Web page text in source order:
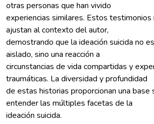
otras personas que han vivido
experiencias similares. Estos
ajustan al contexto del autor,
demostrando que la ideación suicida no
aislado, sino una reacción a
circunstancias de vida compartidas y
traumáticas. La diversidad y profundidad
de estas historias proporcionan una base
entender las múltiples facetas de la
ideación suicida.